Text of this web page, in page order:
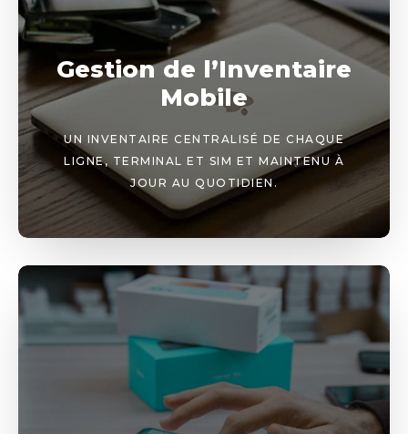
Gestion de l’Inventaire
Mobile
UN INVENTAIRE CENTRALISÉ DE CHAQUE
LIGNE, TERMINAL ET SIM ET MAINTENU À
JOUR AU QUOTIDIEN.